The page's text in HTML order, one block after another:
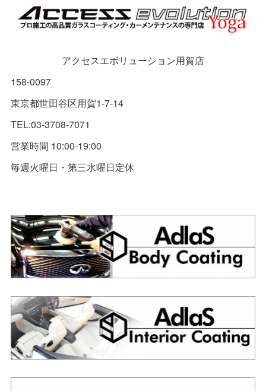
アクセスエボリューション用賀店
158-0097
東京都世田谷区用賀1-7-14
TEL:03-3708-7071
営業時間 10:00-19:00
毎週火曜日・第三水曜日定休